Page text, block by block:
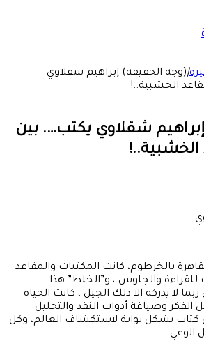
|(وجه الحقيقة) إبراهيم شقلاوي
الخشبية..!
شقلاوي يكتب…. بين
الخشبية..!
بالخرطوم، كانت المكتبات والمقاعد
للقراءة والجلوس ، و”الخلط” هذا
لا يدركه الا ذلك الجيل ، كانت الحياة
وصياغة أدوات النقد والتحليل
يشكل بوابة لاستكشاف العالم، وكل